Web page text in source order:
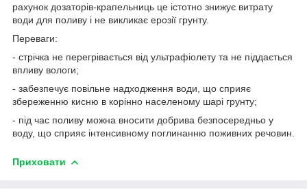
рахунок дозаторів-крапельниць це істотно знижує витрату
води для поливу і не викликає ерозії грунту.
Переваги:
- стрічка не перегрівається від ультрафіолету та не піддається
впливу вологи;
- забезпечує повільне надходження води, що сприяє
збереженню кисню в корінно населеному шарі грунту;
- під час поливу можна вносити добрива безпосередньо у
воду, що сприяє інтенсивному поглинанню поживних речовин.
Приховати